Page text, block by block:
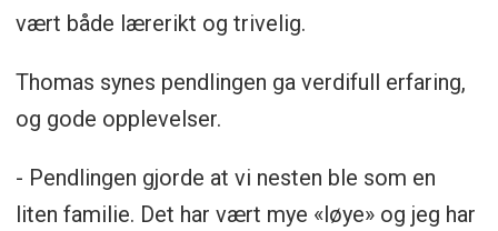
vært både lærerikt og trivelig.
Thomas synes pendlingen ga verdifull erfaring,
og gode opplevelser.
- Pendlingen gjorde at vi nesten ble som en
liten familie. Det har vært mye «løye» og jeg har